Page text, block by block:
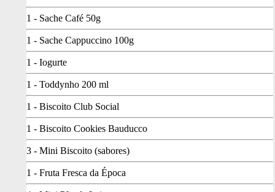
1 - Sache Café 50g
1 - Sache Cappuccino 100g
1 - Iogurte
1 - Toddynho 200 ml
1 - Biscoito Club Social
1 - Biscoito Cookies Bauducco
3 - Mini Biscoito (sabores)
1 - Fruta Fresca da Época